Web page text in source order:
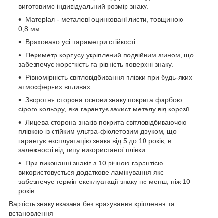
виготовимо індивідуальний розмір знаку.
Матеріал - металеві оцинковані листи, товщиною
0,8 мм.
Враховано усі параметри стійкості.
Периметр корпусу укріплений подвійним згином, що
забезпечує жорсткість та рівність поверхні знаку.
Рівномірність світловідбивання плівки при будь-яких
атмосферних впливах.
Зворотня сторона основи знаку покрита фарбою
сірого кольору, яка гарантує захист металу від корозії.
Лицева сторона знаків покрита світловідбиваючою
плівкою із стійким ультра-фіолетовим друком, що
гарантує експлуатацію знака від 5 до 10 років, в
залежності від типу використаної плівки.
При виконанні знаків з 10 річною гарантією
використовується додаткове ламінування яке
забезпечує термін експлуатації знаку не менш, ніж 10
років.
Вартість знаку вказана без врахування кріплення та
встановлення.